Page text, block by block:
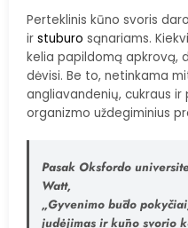
Perteklinis kūno svoris
ir stuburo sąnariams.
kelia papildomą apkrovą,
dėvisi. Be to, netinkama
angliavandenių, cukraus
organizmo uždegiminius
Pasak Oksfordo
Watt,
„Gyvenimo būdo
judėjimas ir kūno svorio